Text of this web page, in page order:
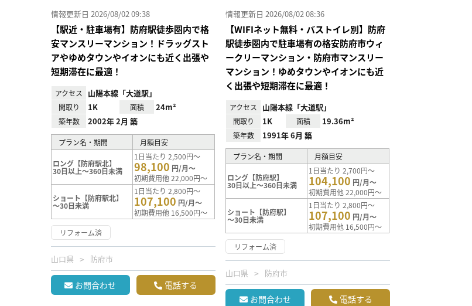
情報更新日 2026/08/02 09:38
【駅近・駐車場有】防府駅徒歩圏内で格
安マンスリーマンション！ドラッグスト
アやゆめタウンやイオンにも近く出張や
短期滞在に最適！
アクセス 山陽本線「大道駅」
間取り 1K 面積 24m²
築年数 2002年 2月 築
プラン名・期間 月額目安
ロング【防府駅北】
30日以上～360日未満
1日当たり 2,500円～
98,100 円/月～
初期費用他 22,000円～
ショート【防府駅北】
～30日未満
1日当たり 2,800円～
107,100 円/月～
初期費用他 16,500円～
リフォーム済
山口県 防府市
お問合わせ 電話する
情報更新日 2026/08/02 08:36
【WIFIネット無料・バストイレ別】防府
駅徒歩圏内で駐車場有の格安防府市ウィ
ークリーマンション・防府市マンスリー
マンション！ゆめタウンやイオンにも近
く出張や短期滞在に最適！
アクセス 山陽本線「大道駅」
間取り 1K 面積 19.36m²
築年数 1991年 6月 築
プラン名・期間 月額目安
ロング【防府駅】
30日以上～360日未満
1日当たり 2,700円～
104,100 円/月～
初期費用他 22,000円～
ショート【防府駅】
～30日未満
1日当たり 2,800円～
107,100 円/月～
初期費用他 16,500円～
リフォーム済
山口県 防府市
お問合わせ 電話する